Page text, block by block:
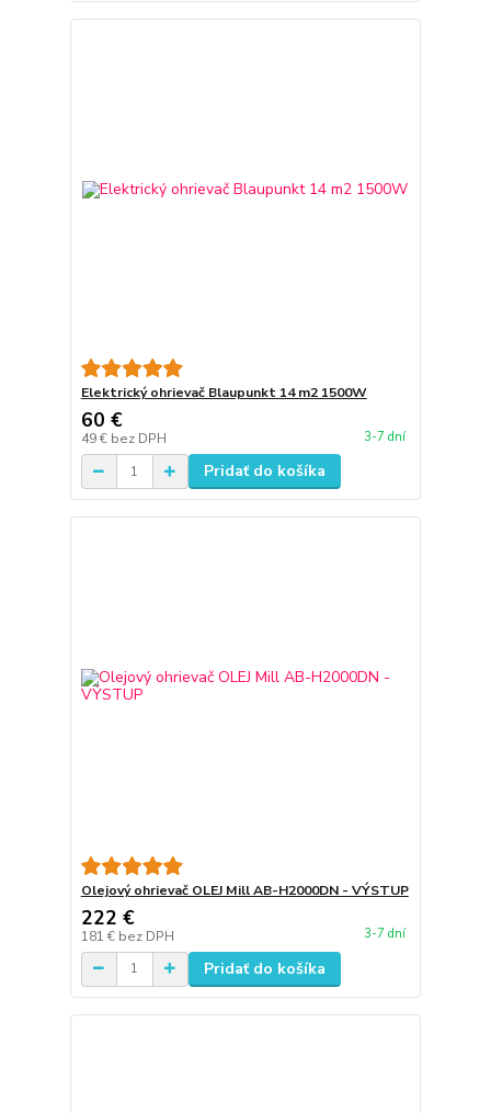
Elektrický ohrievač Blaupunkt 14 m2 1500W
60 €
49 € bez DPH 3-7 dní
Pridať do košíka
Olejový ohrievač OLEJ Mill AB-H2000DN - VÝSTUP
222 €
181 € bez DPH 3-7 dní
Pridať do košíka